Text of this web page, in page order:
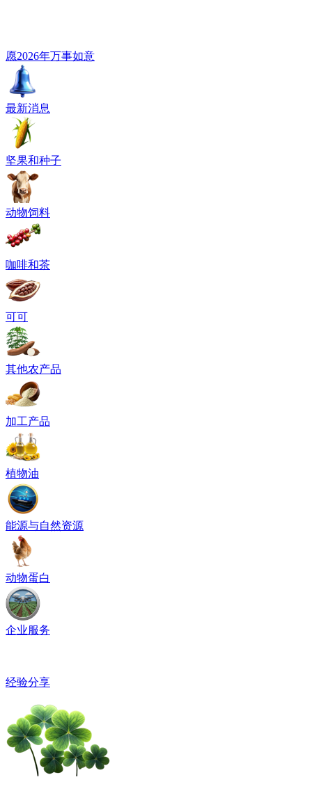
愿2026年万事如意
最新消息
坚果和种子
动物饲料
咖啡和茶
可可
其他农产品
加工产品
植物油
能源与自然资源
动物蛋白
企业服务
经验分享